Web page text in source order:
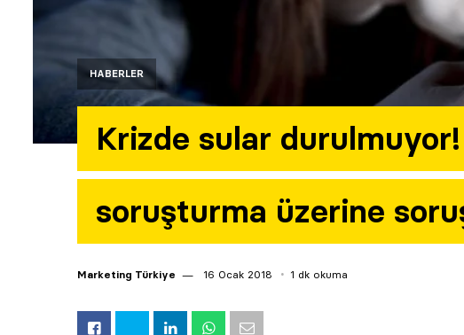
HABERLER
Krizde sular durulmuyor!
soruşturma üzerine
Marketing Türkiye 16 Ocak 2018 1 dk okuma